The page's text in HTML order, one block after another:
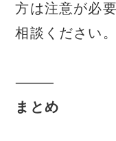
方は注意が必
相談ください。
⸻
まとめ